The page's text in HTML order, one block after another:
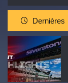
Dernières